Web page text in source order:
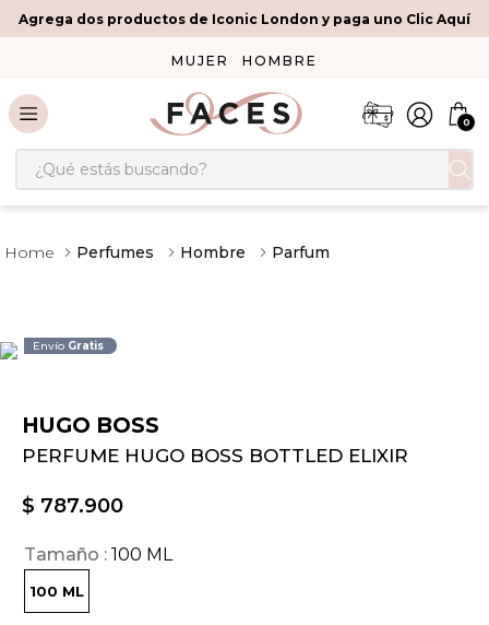
Agrega dos productos de Iconic London y paga uno Clic Aquí
MUJER HOMBRE
0
¿Qué estás buscando?
Perfumes Hombre Parfum
Envío Gratis
HUGO BOSS
PERFUME HUGO BOSS BOTTLED ELIXIR
$ 787.900
Tamaño 100 ML
100 ML